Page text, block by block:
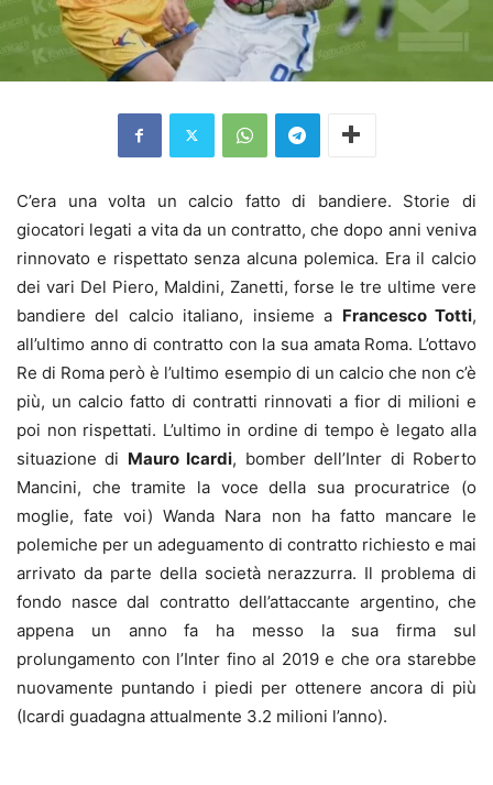
C’era una volta un calcio fatto di bandiere. Storie di
giocatori legati a vita da un contratto, che dopo anni veniva
rinnovato e rispettato senza alcuna polemica. Era il calcio
dei vari Del Piero, Maldini, Zanetti, forse le tre ultime vere
bandiere del calcio italiano, insieme a Francesco Totti,
all’ultimo anno di contratto con la sua amata Roma. L’ottavo
Re di Roma però è l’ultimo esempio di un calcio che non c’è
più, un calcio fatto di contratti rinnovati a fior di milioni e
poi non rispettati. L’ultimo in ordine di tempo è legato alla
situazione di Mauro Icardi, bomber dell’Inter di Roberto
Mancini, che tramite la voce della sua procuratrice (o
moglie, fate voi) Wanda Nara non ha fatto mancare le
polemiche per un adeguamento di contratto richiesto e mai
arrivato da parte della società nerazzurra. Il problema di
fondo nasce dal contratto dell’attaccante argentino, che
appena un anno fa ha messo la sua firma sul
prolungamento con l’Inter fino al 2019 e che ora starebbe
nuovamente puntando i piedi per ottenere ancora di più
(Icardi guadagna attualmente 3.2 milioni l’anno).